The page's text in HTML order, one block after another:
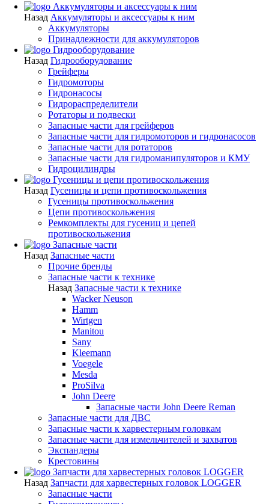
Аккумуляторы и аксессуары к ним
Назад Аккумуляторы и аксессуары к ним
Аккумуляторы
Принадлежности для аккумуляторов
Гидрооборудование
Назад Гидрооборудование
Грейферы
Гидромоторы
Гидронасосы
Гидрораспределители
Ротаторы и подвески
Запасные части для грейферов
Запасные части для гидромоторов и гидронасосов
Запасные части для ротаторов
Запасные части для гидроманипуляторов и КМУ
Гидроцилиндры
Гусеницы и цепи противоскольжения
Назад Гусеницы и цепи противоскольжения
Гусеницы противоскольжения
Цепи противоскольжения
Ремкомплекты для гусениц и цепей
противоскольжения
Запасные части
Назад Запасные части
Прочие бренды
Запасные части к технике
Назад Запасные части к технике
Wacker Neuson
Hamm
Wirtgen
Manitou
Sany
Kleemann
Voegele
Mesda
ProSilva
John Deere
Запасные части John Deere Reman
Запасные части для ДВС
Запасные части к харвестерным головкам
Запасные части для измельчителей и захватов
Экспандеры
Крестовины
Запчасти для харвестерных головок LOGGER
Назад Запчасти для харвестерных головок LOGGER
Запасные части